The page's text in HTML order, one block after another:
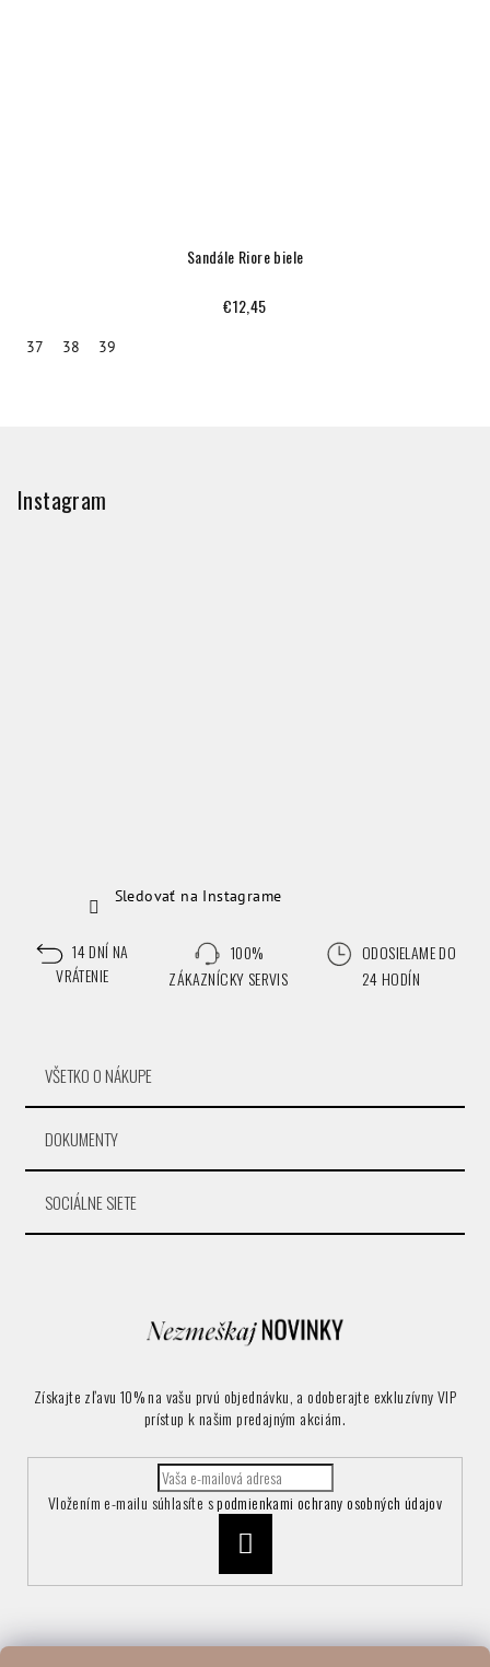
Sandále Riore biele
€12,45
37 38 39
Instagram
Sledovať na Instagrame
14 DNÍ NA
VRÁTENIE
100%
ZÁKAZNÍCKY SERVIS
ODOSIELAME DO
24 HODÍN
VŠETKO O NÁKUPE
DOKUMENTY
SOCIÁLNE SIETE
Získajte zľavu 10% na vašu prvú objednávku, a odoberajte exkluzívny VIP
prístup k našim predajným akciám.
Vložením e-mailu súhlasíte spodmienkami ochrany osobných údajov